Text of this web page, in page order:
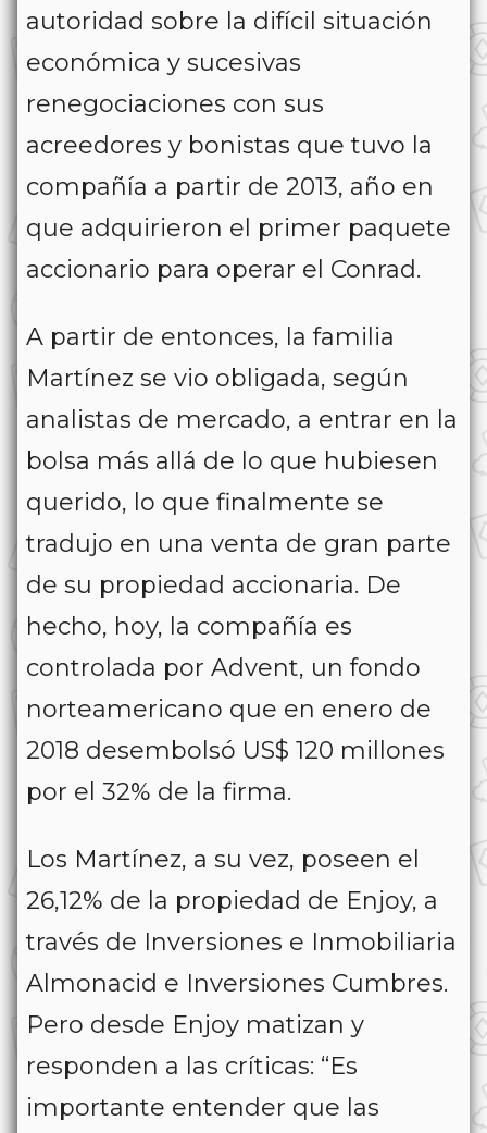
autoridad sobre la difícil situación
económica y sucesivas
renegociaciones con sus
acreedores y bonistas que tuvo la
compañía a partir de 2013, año en
que adquirieron el primer paquete
accionario para operar el Conrad.
A partir de entonces, la familia
Martínez se vio obligada, según
analistas de mercado, a entrar en la
bolsa más allá de lo que hubiesen
querido, lo que finalmente se
tradujo en una venta de gran parte
de su propiedad accionaria. De
hecho, hoy, la compañía es
controlada por Advent, un fondo
norteamericano que en enero de
2018 desembolsó US$ 120 millones
por el 32% de la firma.
Los Martínez, a su vez, poseen el
26,12% de la propiedad de Enjoy, a
través de Inversiones e Inmobiliaria
Almonacid e Inversiones Cumbres.
Pero desde Enjoy matizan y
responden a las críticas: “Es
importante entender que las